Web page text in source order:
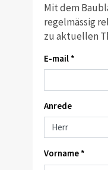
Mit dem
regelmässig
zu aktuellen
E-mail *
Anrede
Vorname *